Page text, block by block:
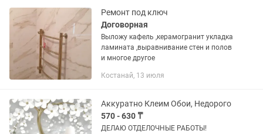
Ремонт под ключ
Договорная
Выложу кафель ,керамогранит укладка
ламината ,выравнивание стен и полов
и многое другое
Костанай, 13 июля
Аккуратно Клеим Обои, Недорого
570 - 630 ₸
ДЕЛАЮ ОТДЕЛОЧНЫЕ РАБОТЫ!